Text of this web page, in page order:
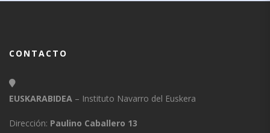
CONTACTO
EUSKARABIDEA – Instituto Navarro del Euskera
Dirección: Paulino Caballero 13